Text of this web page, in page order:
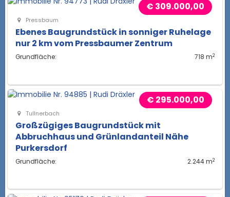
€ 309.000,00
Pressbaum
Ebenes Baugrundstück in sonniger Ruhelage
nur 2 km vom Pressbaumer Zentrum
Grundfläche: 718 m2
€ 295.000,00
Tullnerbach
Großzügiges Baugrundstück mit
Abbruchhaus und Grünlandanteil Nähe
Purkersdorf
Grundfläche: 2.244 m2